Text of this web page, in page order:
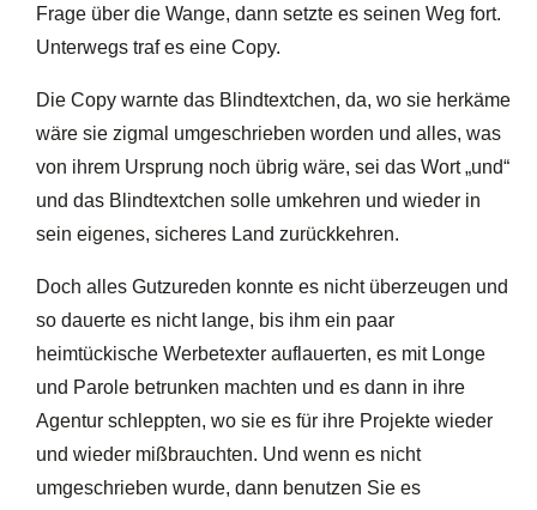
Frage über die Wange, dann setzte es seinen Weg fort.
Unterwegs traf es eine Copy.
Die Copy warnte das Blindtextchen, da, wo sie herkäme
wäre sie zigmal umgeschrieben worden und alles, was
von ihrem Ursprung noch übrig wäre, sei das Wort „und“
und das Blindtextchen solle umkehren und wieder in
sein eigenes, sicheres Land zurückkehren.
Doch alles Gutzureden konnte es nicht überzeugen und
so dauerte es nicht lange, bis ihm ein paar
heimtückische Werbetexter auflauerten, es mit Longe
und Parole betrunken machten und es dann in ihre
Agentur schleppten, wo sie es für ihre Projekte wieder
und wieder mißbrauchten. Und wenn es nicht
umgeschrieben wurde, dann benutzen Sie es